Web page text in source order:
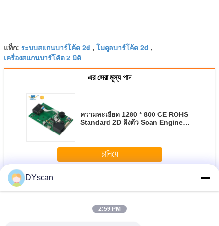
แท็ก: ระบบสแกนบาร์โค้ด 2d , โมดูลบาร์โค้ด 2d ,
เครื่องสแกนบาร์โค้ด 2 มิติ
এর সেরা মূল্য পান
ความละเอียด 1280 * 800 CE ROHS
Standard 2D ฝังตัว Scan Engine
চালিয়ে
มากกว่า เครื่องสแกน 2D
DYscan
2:59 PM